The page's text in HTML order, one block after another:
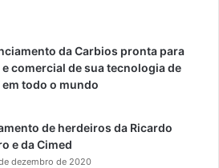
da Carbios pronta para
comercial de sua tecnologia de
todo o mundo
de herdeiros da Ricardo
e da Cimed
dezembro de 2020